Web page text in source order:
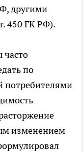
другими
450 ГК РФ).
по
потребителями
изменением